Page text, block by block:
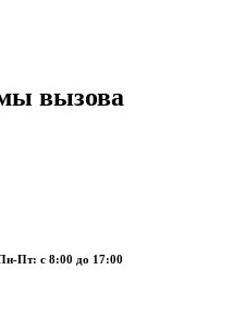
вызова
Пт: с 8:00 до 17:00